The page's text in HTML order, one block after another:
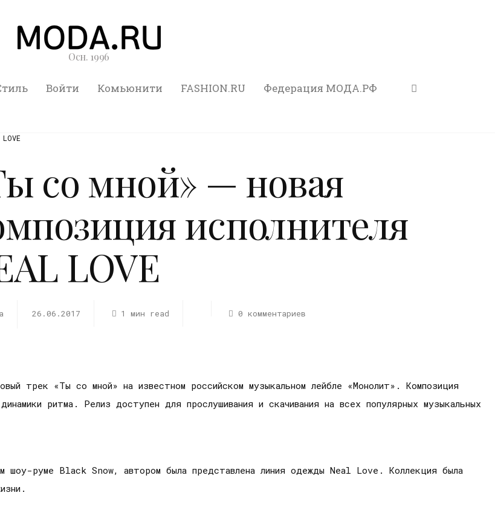
Осн. 1996
Войти Комьюнити FASHION.RU Федерация МОДА.РФ
со мной» — новая
исполнителя
LOVE
26.06.2017 1 мин read 0 комментариев
трек «Ты со мной» на известном российском музыкальном лейбле «Монолит». Композиция
ритма. Релиз доступен для прослушивания и скачивания на всех популярных музыкальных
шоу-руме Black Snow, автором была представлена линия одежды Neal Love. Коллекция была